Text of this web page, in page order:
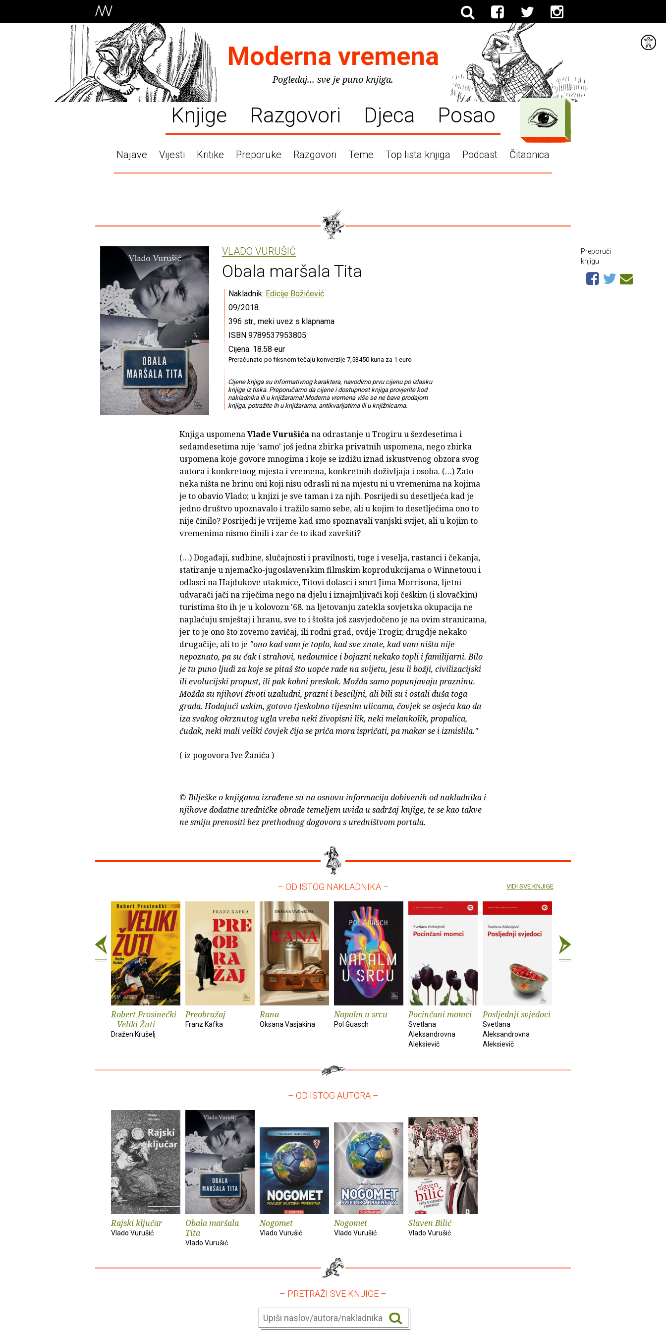
Moderna vremena
Pogledaj... sve je puno knjiga.
Knjige Razgovori Djeca Posao
Najave Vijesti Kritike Preporuke Razgovori Teme Top lista knjiga Podcast Čitaonica
VLADO VURUŠIĆ
Obala maršala Tita
Nakladnik: Edicije Božičević
09/2018.
396 str., meki uvez s klapnama
ISBN 9789537953805
Cijena: 18.58 eur
Preračunato po fiksnom tečaju konverzije 7,53450 kuna za 1 euro
Cijene knjiga su informativnog karaktera, navodimo prvu cijenu po izlasku
knjige iz tiska. Preporučamo da cijene i dostupnost knjiga provjerite kod
nakladnika ili u knjižarama! Moderna vremena više se ne bave prodajom
knjiga, potražite ih u knjižarama, antikvarijatima ili u knjižnicama.
Knjiga uspomenaVlade Vurušićana odrastanje u Trogiru u šezdesetima i
sedamdesetima nije 'samo' još jedna zbirka privatnih uspomena, nego zbirka
uspomena koje govore mnogima i koje se izdižu iznad iskustvenog obzora svog
autora i konkretnog mjesta i vremena, konkretnih doživljaja i osoba. (…) Zato
neka ništa ne brinu oni koji nisu odrasli ni na mjestu ni u vremenima na kojima
je to obavio Vlado; u knjizi je sve taman i za njih. Posrijedi su desetljeća kad je
jedno društvo upoznavalo i tražilo samo sebe, ali u kojim to desetljećima ono to
nije činilo? Posrijedi je vrijeme kad smo spoznavali vanjski svijet, ali u kojim to
vremenima nismo činili i zar će to ikad završiti?
(…) Događaji, sudbine, slučajnosti i pravilnosti, tuge i veselja, rastanci i čekanja,
statiranje u njemačko-jugoslavenskim filmskim koprodukcijama o Winnetouu i
odlasci na Hajdukove utakmice, Titovi dolasci i smrt Jima Morrisona, ljetni
udvarači jači na riječima nego na djelu i iznajmljivači koji češkim (i slovačkim)
turistima što ih je u kolovozu '68. na ljetovanju zatekla sovjetska okupacija ne
naplaćuju smještaj i hranu, sve to i štošta još zasvjedočeno je na ovim stranicama,
jer to je ono što zovemo zavičaj, ili rodni grad, ovdje Trogir, drugdje nekako
drugačije, ali to je "ono kad vam je toplo, kad sve znate, kad vam ništa nije
nepoznato, pa su čak i strahovi, nedoumice i bojazni nekako topli i familijarni. Bilo
je tu puno ljudi za koje se pitaš što uopće rade na svijetu, jesu li božji, civilizacijski
ili evolucijski propust, ili pak kobni preskok. Možda samo popunjavaju prazninu.
Možda su njihovi životi uzaludni, prazni i besciljni, ali bili su i ostali duša toga
grada. Hodajući uskim, gotovo tjeskobno tijesnim ulicama, čovjek se osjeća kao da
iza svakog okrznutog ugla vreba neki živopisni lik, neki melankolik, propalica,
čudak, neki mali veliki čovjek čija se priča mora ispričati, pa makar se i izmislila."
( iz pogovora Ive Žanića )
© Bilješke o knjigama izrađene su na osnovu informacija dobivenih od nakladnika i
njihove dodatne uredničke obrade temeljem uvida u sadržaj knjige, te se kao takve
ne smiju prenositi bez prethodnog dogovora s uredništvom portala.
Preporuči
knjigu
– OD ISTOG NAKLADNIKA –
Robert Prosinečki
– Veliki Žuti
Dražen Krušelj
Preobražaj
Franz Kafka
Rana
Oksana Vasjakina
Napalm u srcu
Pol Guasch
Pocinčani momci
Svetlana
Aleksandrovna
Aleksievič
Posljednji svjedoci
Svetlana
Aleksandrovna
Aleksievič
VIDI SVE KNJIGE
– OD ISTOG AUTORA –
Rajski ključar
Vlado Vurušić
Obala maršala
Tita
Vlado Vurušić
Nogomet
Vlado Vurušić
Nogomet
Vlado Vurušić
Slaven Bilić
Vlado Vurušić
– PRETRAŽI SVE KNJIGE –